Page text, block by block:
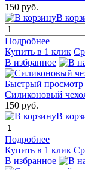
150 руб.
В
Подробнее
Купить в 1 клик
В избранное
Быстрый просмотр
Силиконовый
150 руб.
В
Подробнее
Купить в 1 клик
В избранное